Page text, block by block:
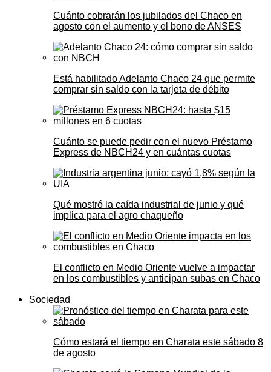
Cuánto cobrarán los jubilados del Chaco en
agosto con el aumento y el bono de ANSES
Está habilitado Adelanto Chaco 24 que permite
comprar sin saldo con la tarjeta de débito
Cuánto se puede pedir con el nuevo Préstamo
Express de NBCH24 y en cuántas cuotas
Qué mostró la caída industrial de junio y qué
implica para el agro chaqueño
El conflicto en Medio Oriente vuelve a impactar
en los combustibles y anticipan subas en Chaco
Sociedad
Cómo estará el tiempo en Charata este sábado 8
de agosto